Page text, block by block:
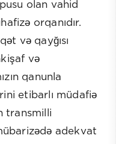
olan vahid
orqanıdır.
və qayğısı
və
qanunla
etibarlı müdafiə
transmilli
adekvat